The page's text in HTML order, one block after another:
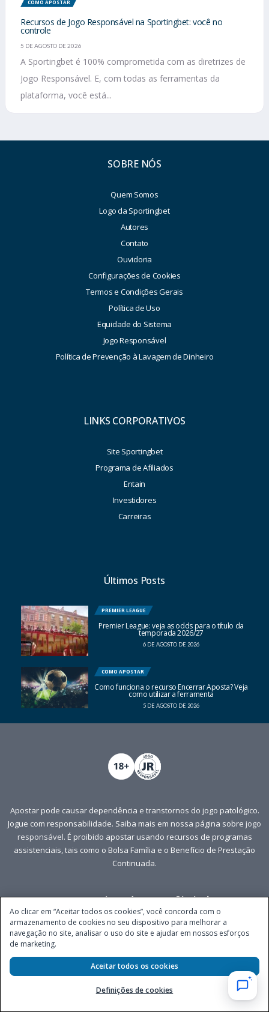
COMO APOSTAR
Recursos de Jogo Responsável na Sportingbet: você no
controle
5 DE AGOSTO DE 2026
A Sportingbet é 100% comprometida com as diretrizes de
Jogo Responsável. E, com todas as ferramentas da
plataforma, você está...
SOBRE NÓS
Quem Somos
Logo da Sportingbet
Autores
Contato
Ouvidoria
Configurações de Cookies
Termos e Condições Gerais
Política de Uso
Equidade do Sistema
Jogo Responsável
Política de Prevenção à Lavagem de Dinheiro
LINKS CORPORATIVOS
Site Sportingbet
Programa de Afiliados
Entain
Investidores
Carreiras
Últimos Posts
PREMIER LEAGUE
Premier League: veja as odds para o título da
temporada 2026/27
6 DE AGOSTO DE 2026
COMO APOSTAR
Como funciona o recurso Encerrar Aposta? Veja
como utilizar a ferramenta
5 DE AGOSTO DE 2026
Apostar pode causar dependência e transtornos do jogo patológico.
Jogue com responsabilidade. Saiba mais em nossa página sobre jogo
responsável. É proibido apostar usando recursos de programas
assistenciais, tais como o Bolsa Família e o Benefício de Prestação
Continuada.
Patrocinadora Oficial
Redes Sociais
Ao clicar em “Aceitar todos os cookies”, você concorda com o
armazenamento de cookies no seu dispositivo para melhorar a
navegação no site, analisar o uso do site e ajudar em nossos esforços
de marketing.
Definições de cookies
Aceitar todos os cookies